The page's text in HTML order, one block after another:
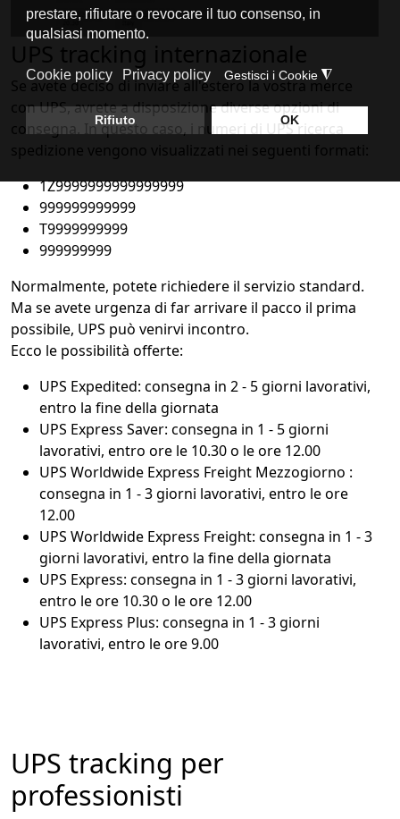
UPS tracking internazionale
Se avete deciso di inviare all'estero la vostra merce
con UPS, avrete a disposizione diverse opzioni di
consegna. In questo caso, i numeri di UPS ricerca
spedizione vengono visualizzati nei seguenti formati:
1Z9999999999999999
999999999999
T9999999999
999999999
Normalmente, potete richiedere il servizio standard.
Ma se avete urgenza di far arrivare il pacco il prima
possibile, UPS può venirvi incontro.
Ecco le possibilità offerte:
UPS Expedited: consegna in 2 - 5 giorni lavorativi,
entro la fine della giornata
UPS Express Saver: consegna in 1 - 5 giorni
lavorativi, entro ore le 10.30 o le ore 12.00
UPS Worldwide Express Freight Mezzogiorno :
consegna in 1 - 3 giorni lavorativi, entro le ore
12.00
UPS Worldwide Express Freight: consegna in 1 - 3
giorni lavorativi, entro la fine della giornata
UPS Express: consegna in 1 - 3 giorni lavorativi,
entro le ore 10.30 o le ore 12.00
UPS Express Plus: consegna in 1 - 3 giorni
lavorativi, entro le ore 9.00
UPS tracking per
professionisti